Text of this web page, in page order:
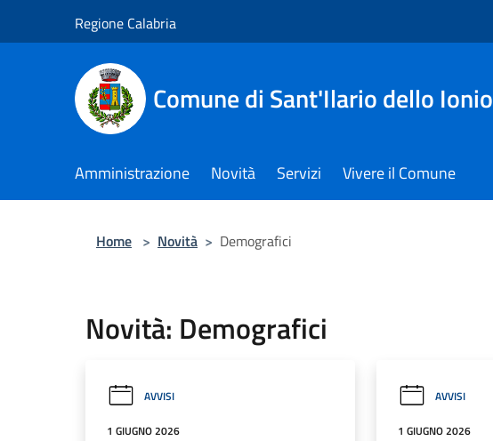
Regione Calabria
Comune di Sant'Ilario dello Ionio
Amministrazione Novità Servizi Vivere il Comune
Home > Novità > Demografici
Novità: Demografici
AVVISI
1 GIUGNO 2026
AVVISI
1 GIUGNO 2026